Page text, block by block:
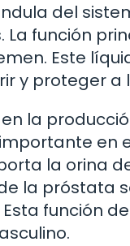
del
función
Este
y proteger a
la
en
la orina
la próstata
función